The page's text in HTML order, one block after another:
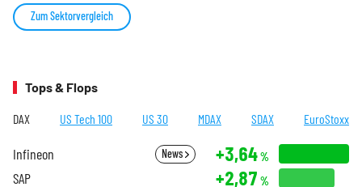
Zum Sektorvergleich
Tops & Flops
DAX US Tech 100 US 30 MDAX SDAX EuroStoxx
Infineon News +3,64%
SAP +2,87 %